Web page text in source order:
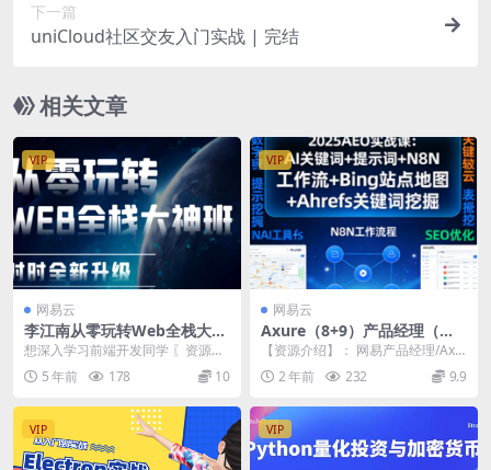
下一篇
uniCloud社区交友入门实战 | 完结
相关文章
VIP
网易云
李江南从零玩转Web全栈大神
班 | 完结
想深入学习前端开发同学 〖资源截
图〗:
5 年前 178 10
VIP
网易云
Axure（8+9）产品经理（全
集）
【资源介绍】： 网易产品经理/Axu
re视频教学课程（1080P超清），
全新学习...
2 年前 232 9.9
VIP VIP